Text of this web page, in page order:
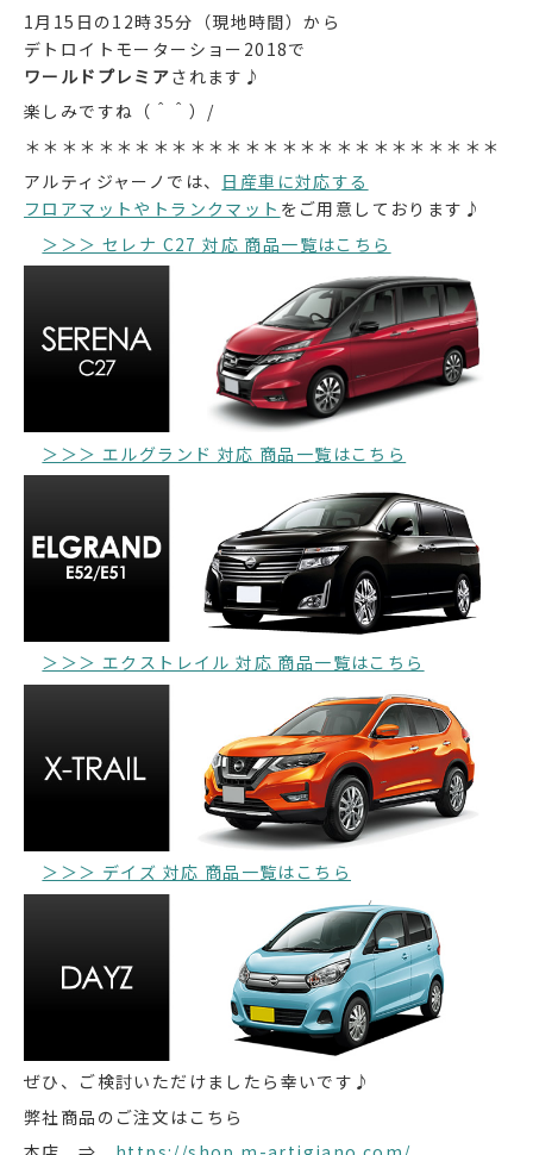
1月15日の12時35分（現地時間）から
デトロイトモーターショー2018で
ワールドプレミアされます♪
楽しみですね（＾＾）/
＊＊＊＊＊＊＊＊＊＊＊＊＊＊＊＊＊＊＊＊＊＊＊＊＊＊
アルティジャーノでは、 日産車に対応する
フロアマットやトランクマット をご用意しております♪
＞＞＞ セレナ C27 対応 商品一覧はこちら
＞＞＞ エルグランド 対応 商品一覧はこちら
＞＞＞ エクストレイル 対応 商品一覧はこちら
＞＞＞ デイズ 対応 商品一覧はこちら
ぜひ、ご検討いただけましたら幸いです♪
弊社商品のご注文はこちら